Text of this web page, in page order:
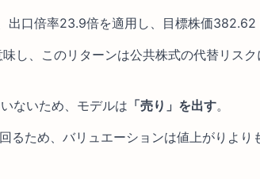
口倍率23.9倍を適用し、目標株価382.62
し、このリターンは公共株式の代替リスク
ないため、モデルは 「売り」を出す。
るため、バリュエーションは値上がりより